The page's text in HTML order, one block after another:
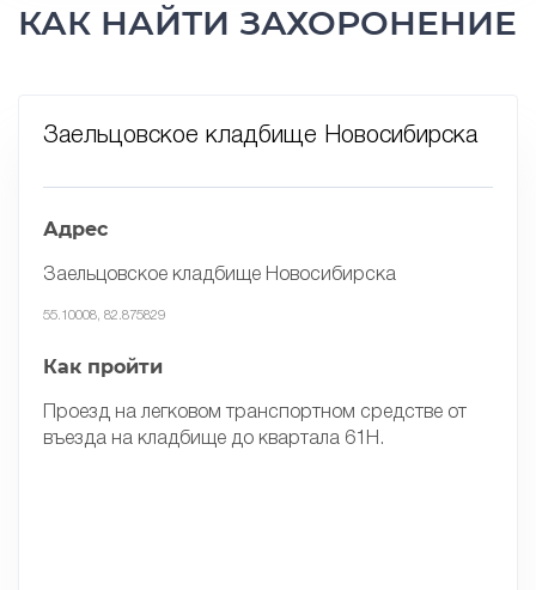
КАК НАЙТИ ЗАХОРОНЕНИЕ
Заельцовское кладбище Новосибирска
Адрес
Заельцовское кладбище Новосибирска
55.10008, 82.875829
Как пройти
Проезд на легковом транспортном средстве от
въезда на кладбище до квартала 61Н.